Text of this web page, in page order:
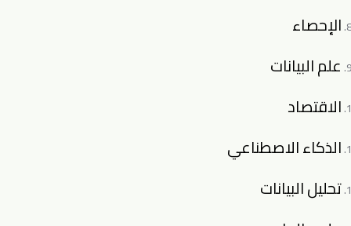
الإحصاء
علم البيانات
الاقتصاد
الذكاء الاصطناعي
تحليل البيانات